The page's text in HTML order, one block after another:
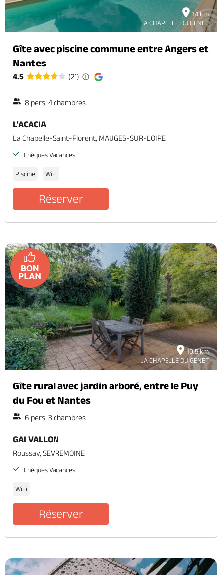
14 km
LA CHAPELLE DU GENET
Gîte avec piscine commune entre Angers et
Nantes
4.5 (21)
8 pers. 4 chambres
L'ACACIA
La Chapelle-Saint-Florent, MAUGES-SUR-LOIRE
Chèques Vacances
Piscine WiFi
Réserver
10.5 km
LA CHAPELLE DU GENET
Gîte rural avec jardin arboré, entre le Puy
du Fou et Nantes
6 pers. 3 chambres
GAI VALLON
Roussay, SEVREMOINE
Chèques Vacances
WiFi
Réserver